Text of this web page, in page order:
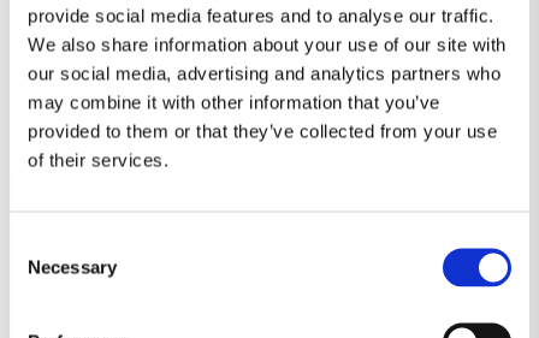
provide social media features and to analyse our traffic.
We also share information about your use of our site with
our social media, advertising and analytics partners who
may combine it with other information that you’ve
provided to them or that they’ve collected from your use
of their services.
Selection
Necessary
TILBUD TOMS TROLLI
TYGGEGUMMI VEGANSK VINGUMMI
VIVIL